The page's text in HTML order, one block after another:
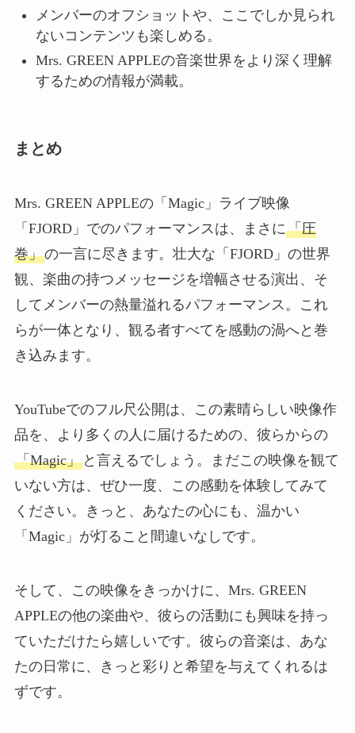
メンバーのオフショットや、ここでしか見られ
ないコンテンツも楽しめる。
Mrs. GREEN APPLEの音楽世界をより深く理解
するための情報が満載。
まとめ
Mrs. GREEN APPLEの「Magic」ライブ映像
「FJORD」でのパフォーマンスは、まさに「圧
巻」の一言に尽きます。壮大な「FJORD」の世界
観、楽曲の持つメッセージを増幅させる演出、そ
してメンバーの熱量溢れるパフォーマンス。これ
らが一体となり、観る者すべてを感動の渦へと巻
き込みます。
YouTubeでのフル尺公開は、この素晴らしい映像作
品を、より多くの人に届けるための、彼らからの
「Magic」と言えるでしょう。まだこの映像を観て
いない方は、ぜひ一度、この感動を体験してみて
ください。きっと、あなたの心にも、温かい
「Magic」が灯ること間違いなしです。
そして、この映像をきっかけに、Mrs. GREEN
APPLEの他の楽曲や、彼らの活動にも興味を持っ
ていただけたら嬉しいです。彼らの音楽は、あな
たの日常に、きっと彩りと希望を与えてくれるは
ずです。